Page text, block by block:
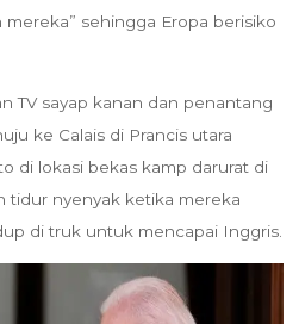
sehingga Eropa berisiko
TV sayap kanan dan penantang
ke Calais di Prancis utara
di lokasi bekas kamp darurat di
tidur nyenyak ketika mereka
di truk untuk mencapai Inggris.